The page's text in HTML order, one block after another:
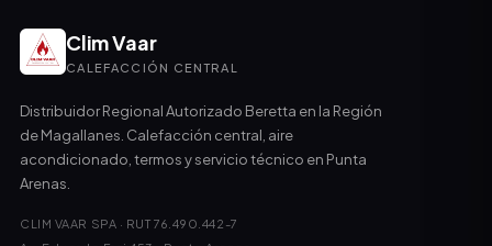
Clim Vaar
CALEFACCIÓN CENTRAL
Distribuidor Regional Autorizado Beretta en la Región
de Magallanes. Calefacción central, aire
acondicionado, termos y servicio técnico en Punta
Arenas.
CLIM VAAR SPA · RUT 76.490.442-7